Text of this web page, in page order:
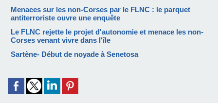
Menaces sur les non-Corses par le FLNC : le parquet
antiterroriste ouvre une enquête
Le FLNC rejette le projet d'autonomie et menace les non-
Corses venant vivre dans l'île
Sartène- Début de noyade à Senetosa